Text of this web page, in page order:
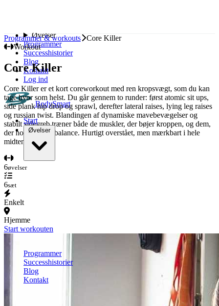
Øvelser
Programmer
Successhistorier
Blog
Kontakt
Log ind
BodySmart
Start
Øvelser
Bryst
Ryg
Ben
Mave
Helkrop
Programmer
Successhistorier
Blog
Kontakt
Programmer & workouts
Core Killer
Workout
Core Killer
Core Killer er et kort coreworkout med ren kropsvægt, som du kan
tage hvor som helst. Du går gennem to runder: først atomic sit ups,
side plank hip drop og sprawl, derefter lateral raises, lying leg raises
og russian twist. Blandingen af dynamiske mavebevægelser og
stabilt sidegreb træner både de muskler, der bøjer kroppen, og dem,
der holder den i balance. Hurtigt overstået, men mærkbart i hele
midten.
6øvelser
6sæt
Enkelt
Hjemme
Start workouten